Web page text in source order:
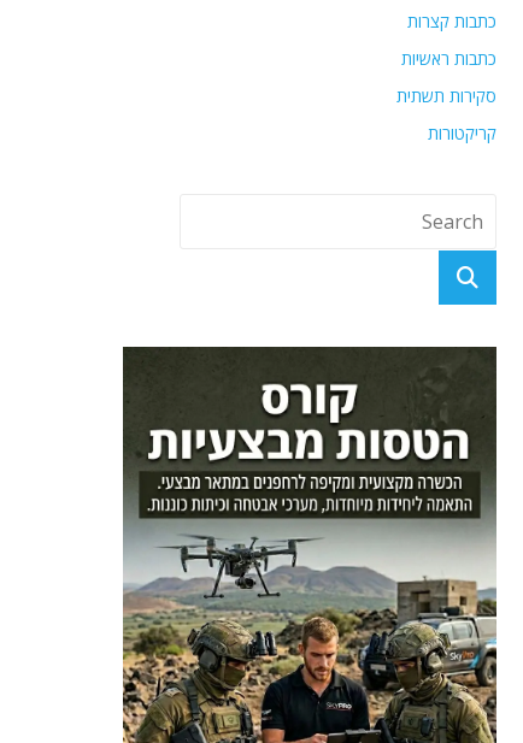
כתבות קצרות
כתבות ראשיות
סקירות תשתית
קריקטורות